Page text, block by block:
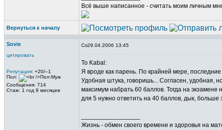
Всё выше написанное - считать моим личным
Вернуться к началу
Sovie
цитировать
Репутация: +20/–1
Пол:
Сообщения: 714
Стаж: 1 год 9 месяцев
29.04.2006 13:45
To Kabal:
Я вроде как парень. По крайней мере,
Удобная штука, говоришь... Согласен, удобная,
максимум набрать 60 баллов. Тогда на
для 5 нужно ответить на 40 баллов, дык, больше
Жизнь - обмен своего времени и здоровья на